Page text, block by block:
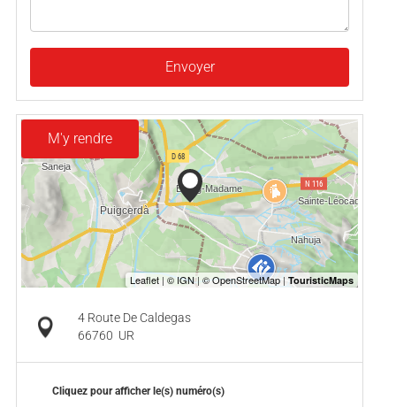
Envoyer
M'y rendre
4 Route De Caldegas
66760 UR
Cliquez pour afficher le(s) numéro(s)